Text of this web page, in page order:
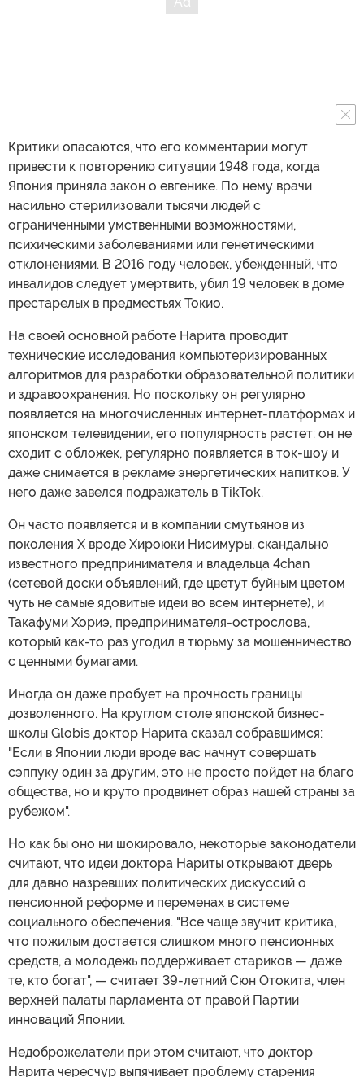
Критики опасаются, что его комментарии могут
привести к повторению ситуации 1948 года, когда
Япония приняла закон о евгенике. По нему врачи
насильно стерилизовали тысячи людей с
ограниченными умственными возможностями,
психическими заболеваниями или генетическими
отклонениями. В 2016 году человек, убежденный, что
инвалидов следует умертвить, убил 19 человек в доме
престарелых в предместьях Токио.
На своей основной работе Нарита проводит
технические исследования компьютеризированных
алгоритмов для разработки образовательной политики
и здравоохранения. Но поскольку он регулярно
появляется на многочисленных интернет-платформах и
японском телевидении, его популярность растет: он не
сходит с обложек, регулярно появляется в ток-шоу и
даже снимается в рекламе энергетических напитков. У
него даже завелся подражатель в TikTok.
Он часто появляется и в компании смутьянов из
поколения X вроде Хироюки Нисимуры, скандально
известного предпринимателя и владельца 4chan
(сетевой доски объявлений, где цветут буйным цветом
чуть не самые ядовитые идеи во всем интернете), и
Такафуми Хориэ, предпринимателя-острослова,
который как-то раз угодил в тюрьму за мошенничество
с ценными бумагами.
Иногда он даже пробует на прочность границы
дозволенного. На круглом столе японской бизнес-
школы Globis доктор Нарита сказал собравшимся:
"Если в Японии люди вроде вас начнут совершать
сэппуку один за другим, это не просто пойдет на благо
общества, но и круто продвинет образ нашей страны за
рубежом".
Но как бы оно ни шокировало, некоторые законодатели
считают, что идеи доктора Нариты открывают дверь
для давно назревших политических дискуссий о
пенсионной реформе и переменах в системе
социального обеспечения. "Все чаще звучит критика,
что пожилым достается слишком много пенсионных
средств, а молодежь поддерживает стариков — даже
те, кто богат", — считает 39-летний Сюн Отокита, член
верхней палаты парламента от правой Партии
инноваций Японии.
Недоброжелатели при этом считают, что доктор
Нарита чересчур выпячивает проблему старения